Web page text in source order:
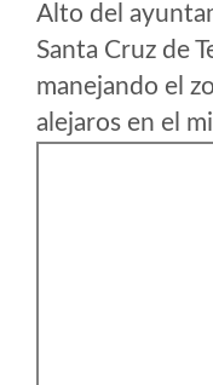
Alto del
Santa Cruz de
manejando el
alejaros en el